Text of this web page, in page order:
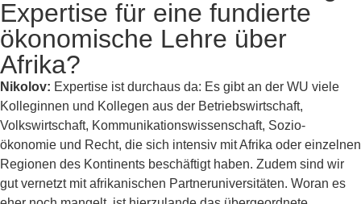
Expertise für eine fundierte
ökonomische Lehre über
Afrika?
Nikolov: Expertise ist durchaus da: Es gibt an der WU viele
Kolleginnen und Kollegen aus der Betriebswirtschaft,
Volkswirtschaft, Kommunikationswissenschaft, Sozio-
ökonomie und Recht, die sich intensiv mit Afrika oder einzelnen
Regionen des Kontinents beschäftigt haben. Zudem sind wir
gut vernetzt mit afrikanischen Partneruniversitäten. Woran es